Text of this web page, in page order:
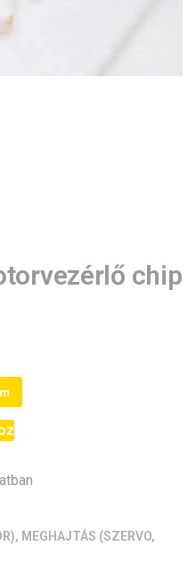
chip
, MEGHAJTÁS (SZERVO,